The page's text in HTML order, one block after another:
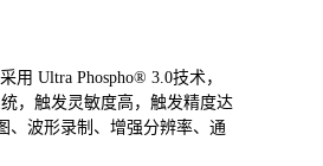
用 Ultra Phospho® 3.0技术，
，触发灵敏度高，触发精度达
、波形录制、增强分辨率、通